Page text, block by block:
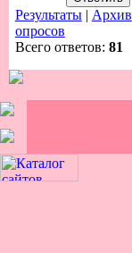
Результаты| Архив
опросов
Всего ответов: 81